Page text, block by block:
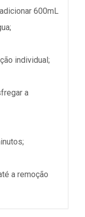
600mL
individual;
a
a remoção